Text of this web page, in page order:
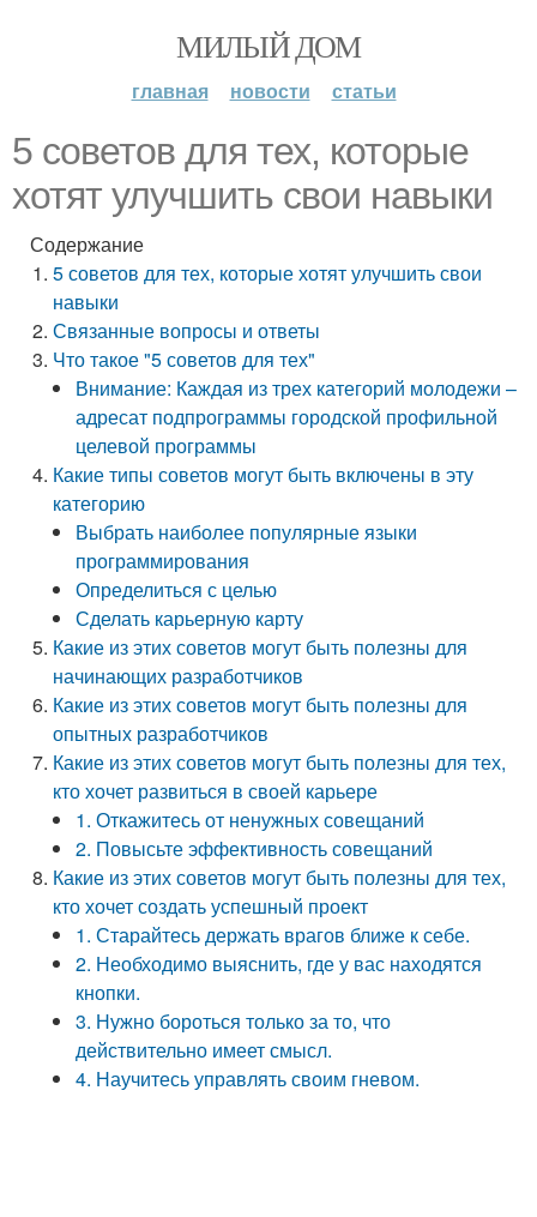
МИЛЫЙ ДОМ
главная новости статьи
5 советов для тех, которые
хотят улучшить свои навыки
Содержание
5 советов для тех, которые хотят улучшить свои
навыки
Связанные вопросы и ответы
Что такое "5 советов для тех"
Внимание: Каждая из трех категорий молодежи –
адресат подпрограммы городской профильной
целевой программы
Какие типы советов могут быть включены в эту
категорию
Выбрать наиболее популярные языки
программирования
Определиться с целью
Сделать карьерную карту
Какие из этих советов могут быть полезны для
начинающих разработчиков
Какие из этих советов могут быть полезны для
опытных разработчиков
Какие из этих советов могут быть полезны для тех,
кто хочет развиться в своей карьере
1. Откажитесь от ненужных совещаний
2. Повысьте эффективность совещаний
Какие из этих советов могут быть полезны для тех,
кто хочет создать успешный проект
1. Старайтесь держать врагов ближе к себе.
2. Необходимо выяснить, где у вас находятся
кнопки.
3. Нужно бороться только за то, что
действительно имеет смысл.
4. Научитесь управлять своим гневом.